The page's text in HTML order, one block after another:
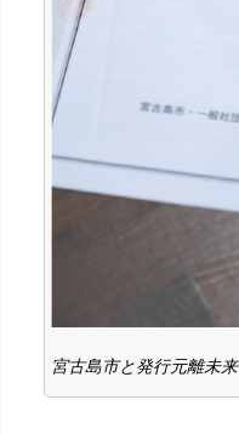
宮古島市と発行元離未